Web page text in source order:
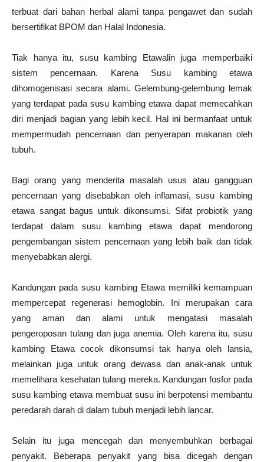
terbuat dari bahan herbal alami tanpa pengawet dan sudah
bersertifikat BPOM dan Halal Indonesia.
Tiak hanya itu, susu kambing Etawalin juga memperbaiki
sistem pencernaan. Karena Susu kambing etawa
dihomogenisasi secara alami. Gelembung-gelembung lemak
yang terdapat pada susu kambing etawa dapat memecahkan
diri menjadi bagian yang lebih kecil. Hal ini bermanfaat untuk
mempermudah pencernaan dan penyerapan makanan oleh
tubuh.
Bagi orang yang menderita masalah usus atau gangguan
pencernaan yang disebabkan oleh inflamasi, susu kambing
etawa sangat bagus untuk dikonsumsi. Sifat probiotik yang
terdapat dalam susu kambing etawa dapat mendorong
pengembangan sistem pencernaan yang lebih baik dan tidak
menyebabkan alergi.
Kandungan pada susu kambing Etawa memiliki kemampuan
mempercepat regenerasi hemoglobin. Ini merupakan cara
yang aman dan alami untuk mengatasi masalah
pengeroposan tulang dan juga anemia. Oleh karena itu, susu
kambing Etawa cocok dikonsumsi tak hanya oleh lansia,
melainkan juga untuk orang dewasa dan anak-anak untuk
memelihara kesehatan tulang mereka. Kandungan fosfor pada
susu kambing etawa membuat susu ini berpotensi membantu
peredarah darah di dalam tubuh menjadi lebih lancar.
Selain itu juga mencegah dan menyembuhkan berbagai
penyakit. Beberapa penyakit yang bisa dicegah dengan